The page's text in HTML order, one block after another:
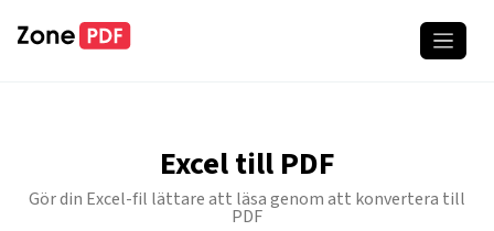
Excel till PDF
Gör din Excel-fil lättare att läsa genom att konvertera till
PDF